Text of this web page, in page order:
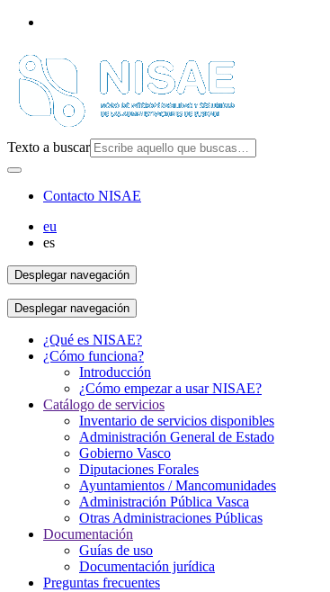
Texto a buscar
Contacto NISAE
eu
es
Desplegar navegación
Desplegar navegación
¿Qué es NISAE?
¿Cómo funciona?
Introducción
¿Cómo empezar a usar NISAE?
Catálogo de servicios
Inventario de servicios disponibles
Administración General de Estado
Gobierno Vasco
Diputaciones Forales
Ayuntamientos / Mancomunidades
Administración Pública Vasca
Otras Administraciones Públicas
Documentación
Guías de uso
Documentación jurídica
Preguntas frecuentes